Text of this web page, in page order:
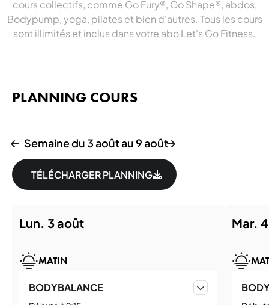
cours collectifs, comme Go Fury®, Go Shape®, abdos,
Bodypump, yoga, pilates et bien d'autres. Tous les cours
sont illimités et inclus dans votre abo Let's Go Fitness.
PLANNING COURS
Semaine du 3 août au 9 août
TÉLÉCHARGER PLANNING
lun. 3 août
MATIN
BODYBALANCE
mar.